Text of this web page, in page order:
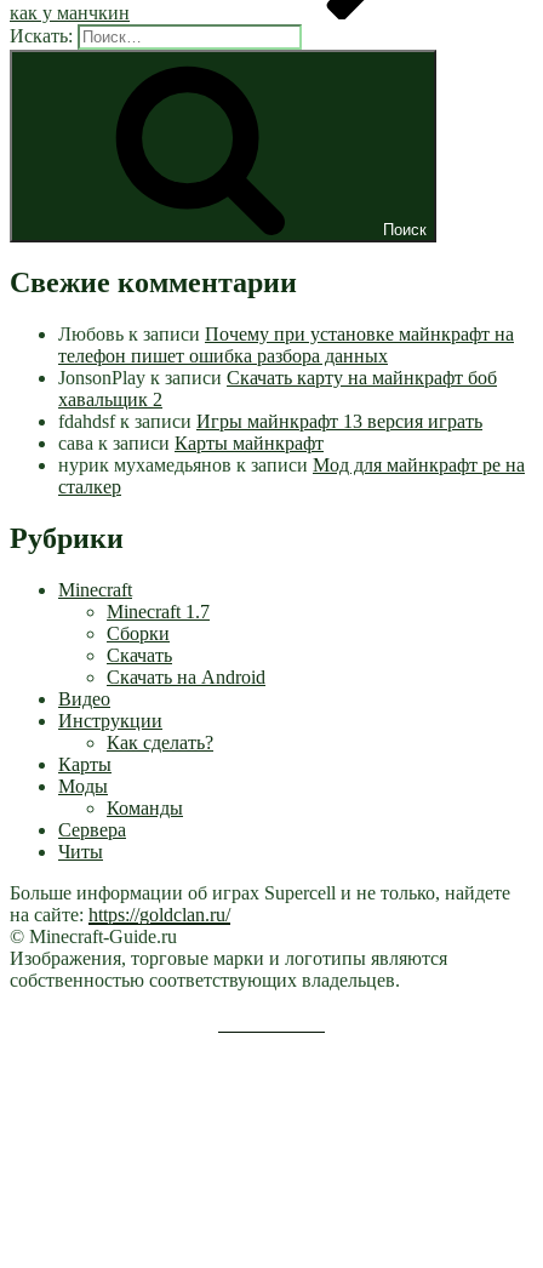
как у манчкин
Искать:
Поиск
Свежие комментарии
Любовь к записи Почему при установке майнкрафт на
телефон пишет ошибка разбора данных
JonsonPlay к записи Скачать карту на майнкрафт боб
хавальщик 2
fdahdsfк записи Игры майнкрафт 13 версия играть
сава к записи Карты майнкрафт
нурик мухамедьянов к записи Мод для майнкрафт pe на
сталкер
Рубрики
Minecraft
Minecraft 1.7
Сборки
Скачать
Скачать на Android
Видео
Инструкции
Как сделать?
Карты
Моды
Команды
Сервера
Читы
Больше информации об играх Supercell и не только, найдете
на сайте: https://goldclan.ru/
© Minecraft-Guide.ru
Изображения, торговые марки и логотипы являются
собственностью соответствующих владельцев.